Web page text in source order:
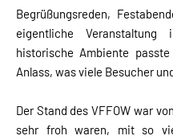
Begrüßungsreden,
eigentliche
historische Ambiente
Anlass, was viele Besucher
Der Stand des VFFOW war
sehr froh waren, mit so